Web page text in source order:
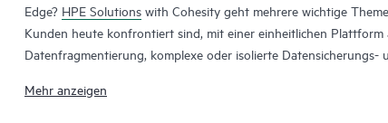
Edge? HPE Solutions with Cohesity geht mehrere wichtige
Kunden heute konfrontiert sind, mit einer einheitlichen Plattform
Datenfragmentierung, komplexe oder isolierte Datensicherungs-
Cloud-Integration. Die gemeinsame Lösung ermöglicht es Ihrem
Mehr anzeigen